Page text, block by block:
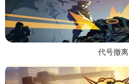
代号撤离